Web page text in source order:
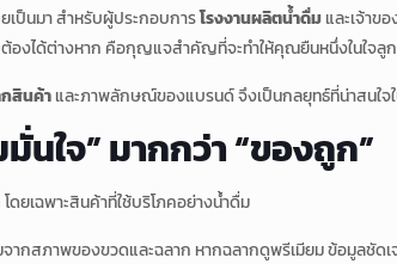
เป็นมา สำหรับผู้ประกอบการโรงงานผลิตน้ำดื่มและเจ้า
องได้ต่างหาก คือกุญแจสำคัญที่จะทำให้คุณยืนหนึ่งในใจลู
สินค้าและภาพลักษณ์ของแบรนด์ จึงเป็นกลยุทธ์ที่น่าสนใจ
นใจ” มากกว่า “ของถูก”
ยเฉพาะสินค้าที่ใช้บริโภคอย่างน้ำดื่ม
สภาพของขวดและฉลาก หากฉลากดูพรีเมียม ข้อมูลชัดเ